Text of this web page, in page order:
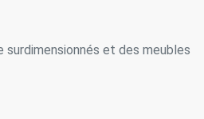
et des meubles